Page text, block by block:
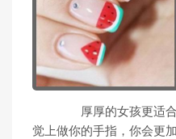
厚厚的女孩更适合
觉上做你的手指，你会更